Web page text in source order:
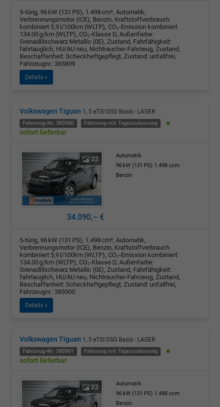
5-türig, 96 kW (131 PS), 1.498 cm³, Automatik,
Verbrennungsmotor (ICE), Benzin, Kraftstoffverbrauch
kombiniert 5,9 l/100km (WLTP), CO₂-Emission kombiniert
134.00 g/km (WLTP), CO₂-Klasse D, Außenfarbe:
Grenadillschwarz Metallic (0E), Zustand, Fahrfähigkeit:
fahrtauglich, HU/AU neu, Nichtraucher-Fahrzeug, Zustand,
Beschaffenheit: Scheckheftgepflegt, Zustand: unfallfrei,
Fahrzeugnr.: 385899
Details »
Volkswagen Tiguan 1, 5 eTSI DSG Basis - LAGER
Fahrzeug-Nr: 385900 Fahrzeug mit Tageszulassung
sofort lieferbar
22
Automatik
96 kW (131 PS) 1.498 ccm
Benzin
34.090,– €
5-türig, 96 kW (131 PS), 1.498 cm³, Automatik,
Verbrennungsmotor (ICE), Benzin, Kraftstoffverbrauch
kombiniert 5,9 l/100km (WLTP), CO₂-Emission kombiniert
134.00 g/km (WLTP), CO₂-Klasse D, Außenfarbe:
Grenadillschwarz Metallic (0E), Zustand, Fahrfähigkeit:
fahrtauglich, HU/AU neu, Nichtraucher-Fahrzeug, Zustand,
Beschaffenheit: Scheckheftgepflegt, Zustand: unfallfrei,
Fahrzeugnr.: 385900
Details »
Volkswagen Tiguan 1, 5 eTSI DSG Basis - LAGER
Fahrzeug-Nr: 385901 Fahrzeug mit Tageszulassung
sofort lieferbar
22
Automatik
96 kW (131 PS) 1.498 ccm
Benzin